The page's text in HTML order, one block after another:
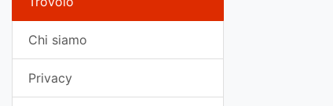
Chi siamo
Privacy